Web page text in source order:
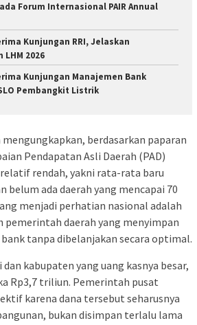
Forum Internasional PAIR Annual
Kunjungan RRI, Jelaskan
2026
Kunjungan Manajemen Bank
Pembangkit Listrik
mengungkapkan, berdasarkan paparan
Pendapatan Asli Daerah (PAD)
rendah, yakni rata-rata baru
belum ada daerah yang mencapai 70
menjadi perhatian nasional adalah
pemerintah daerah yang menyimpan
tanpa dibelanjakan secara optimal.
kabupaten yang uang kasnya besar,
Rp3,7 triliun. Pemerintah pusat
karena dana tersebut seharusnya
bukan disimpan terlalu lama